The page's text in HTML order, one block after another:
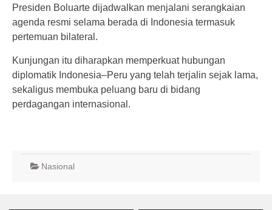
Presiden Boluarte dijadwalkan menjalani serangkaian
agenda resmi selama berada di Indonesia termasuk
pertemuan bilateral.
Kunjungan itu diharapkan memperkuat hubungan
diplomatik Indonesia–Peru yang telah terjalin sejak lama,
sekaligus membuka peluang baru di bidang
perdagangan internasional.
Nasional